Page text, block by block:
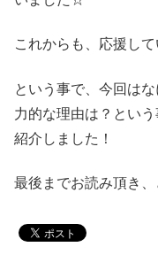
これからも、応援し
という事で、今回は
力的な理由は？とい
紹介しました！
最後までお読み頂き